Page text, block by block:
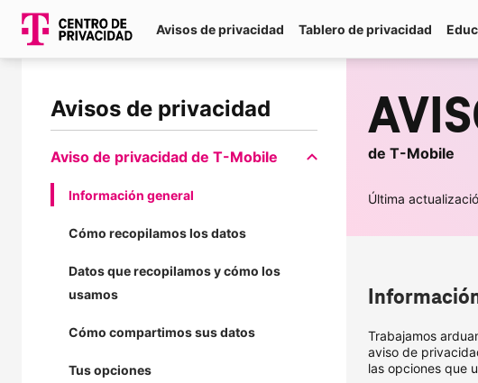
Avisos de privacidad Tablero de privacidad
Avisos de privacidad
Aviso de privacidad de T-Mobile
Información general
Cómo recopilamos los datos
Datos que recopilamos y cómo los
usamos
Cómo compartimos sus datos
Tus opciones
de T-Mobile
Última
Trabajamos
aviso de
las opciones que